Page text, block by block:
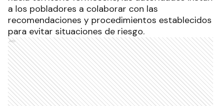
a los pobladores a colaborar con las
recomendaciones y procedimientos establecidos
para evitar situaciones de riesgo.
Ads